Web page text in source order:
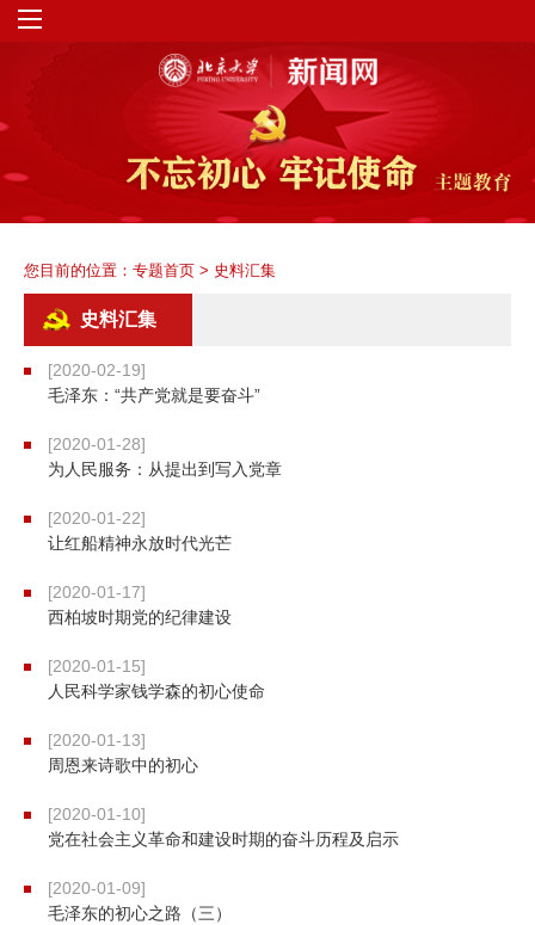
您目前的位置： 专题首页 > 史料汇集
史料汇集
[2020-02-19]
毛泽东：“共产党就是要奋斗”
[2020-01-28]
为人民服务：从提出到写入党章
[2020-01-22]
让红船精神永放时代光芒
[2020-01-17]
西柏坡时期党的纪律建设
[2020-01-15]
人民科学家钱学森的初心使命
[2020-01-13]
周恩来诗歌中的初心
[2020-01-10]
党在社会主义革命和建设时期的奋斗历程及启示
[2020-01-09]
毛泽东的初心之路（三）